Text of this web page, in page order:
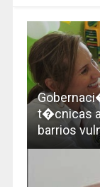
t�cnicas a
barrios